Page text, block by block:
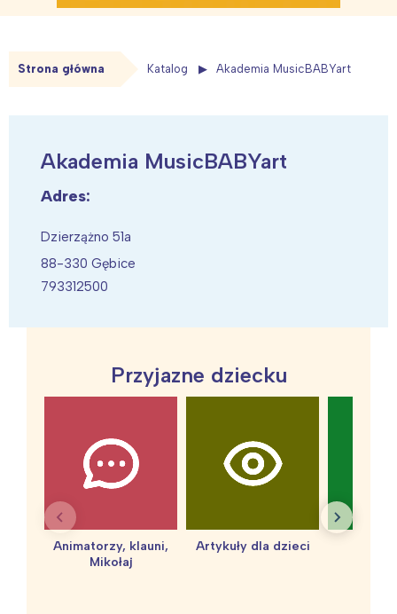
Strona główna Katalog Akademia MusicBABYart
Akademia MusicBABYart
Adres:
Dzierzążno 51a
88-330 Gębice
793312500
Przyjazne dziecku
Animatorzy, klauni,
Mikołaj
Artykuły dla dzieci